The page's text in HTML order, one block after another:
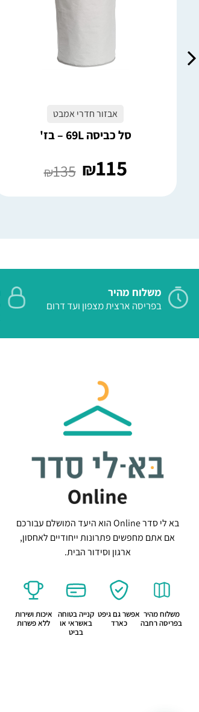
הוספה לסל
אבזור חדרי אמבט
סל כביסה 69L – בז'
₪115
₪135
משלוח מהיר
בפריסה ארצית מצפון ועד דרום
בא לי סדר Online הוא היעד המושלם עבורכם
אם אתם מחפשים פתרונות ייחודיים לאחסון,
ארגון וסידור הבית.
משלוח מהיר
בפריסה רחבה
אפשר גם גיפט
כארד
קנייה בטוחה
באשראי או
בביט
איכות ושירות
ללא פשרות